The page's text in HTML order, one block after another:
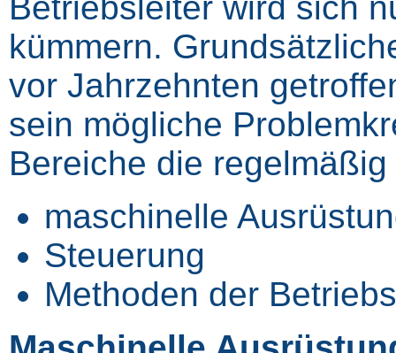
kümmern.
vor Jahrzehnten
sein mögliche
Bereiche die
maschinelle
Steuerung
Methoden der